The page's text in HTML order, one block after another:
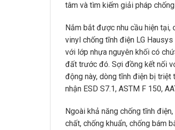
tâm và tìm kiếm giải pháp
Nắm bắt được nhu cầu hiện tại,
vinyl chống tĩnh điện LG
với lớp nhựa nguyên khối có
đất trước đó. Sợi đồng kết nối
động này, dòng tĩnh điện bị
nhận ESD S7.1, ASTM F 150,
Ngoài khả năng chống tĩnh
chất, chống khuẩn, chống bám